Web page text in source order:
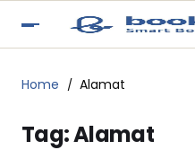
Home Alamat
Tag:Alamat